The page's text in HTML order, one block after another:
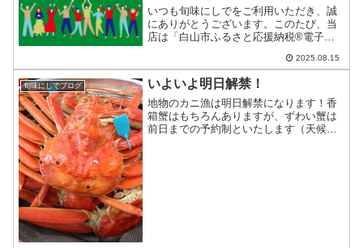
いつも旬味にしでをご利用いただき、誠
にありがとうございます。このたび、当
店は「白山市ふるさと応援納税®電子ク
さと納税ってよく聞くけど、なんだか難
しそう…」 「電子クーポンってどうやっ
て使うの？」そんな方の...
2025.08.15
旬味にしでブログ いよいよ明日解禁！
地物のカニ漁は明日解禁になります！香
箱蟹はもちろんありますが、ずわい蟹は
前日までの予約制といたします（天候不